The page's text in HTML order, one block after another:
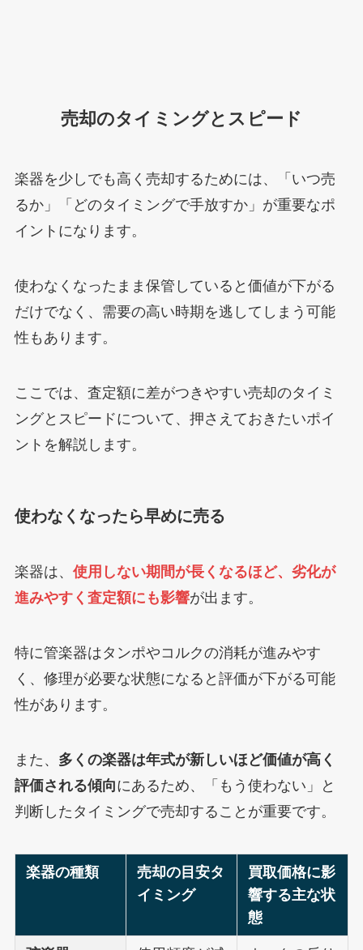
売却のタイミングとスピード
楽器を少しでも高く売却するためには、「いつ売
るか」「どのタイミングで手放すか」が重要なポ
イントになります。
使わなくなったまま保管していると価値が下がる
だけでなく、需要の高い時期を逃してしまう可能
性もあります。
ここでは、査定額に差がつきやすい売却のタイミ
ングとスピードについて、押さえておきたいポイ
ントを解説します。
使わなくなったら早めに売る
楽器は、 使用しない期間が長くなるほど、劣化が
進みやすく査定額にも影響が出ます。
特に管楽器はタンポやコルクの消耗が進みやす
く、修理が必要な状態になると評価が下がる可能
性があります。
また、 多くの楽器は年式が新しいほど価値が高く
評価される傾向にあるため、「もう使わない」と
判断したタイミングで売却することが重要です。
楽器の種類
売却の目安タ
イミング
買取価格に影
響する主な状
態